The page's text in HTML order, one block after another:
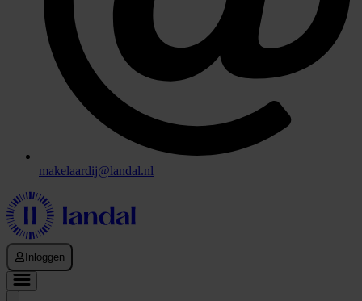
makelaardij@landal.nl
Inloggen